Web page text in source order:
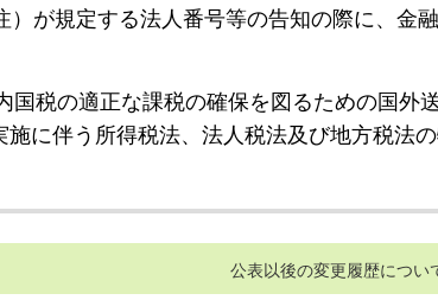
が規定する法人番号等の告知の際に、金
国税の適正な課税の確保を図るための国外
に伴う所得税法、法人税法及び地方税法
公表以後の変更履歴につい